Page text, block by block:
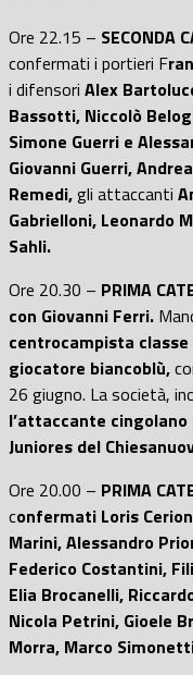
Ore 22.15 – SECONDA
confermati i portieri F
i difensori Alex
Bassotti, Niccolò
Simone Guerri e
Giovanni Guerri,
Remedi,gli attaccanti
Gabrielloni, Leonardo
Sahli.
Ore 20.30 – PRIMA
con Giovanni Ferri.
centrocampista
giocatore biancoblù,
26 giugno. La società,
l’attaccante
Juniores del
Ore 20.00 – PRIMA
confermati Loris
Marini, Alessandro
Federico Costantini,
Elia Brocanelli,
Nicola Petrini, Gioele
Morra, Marco